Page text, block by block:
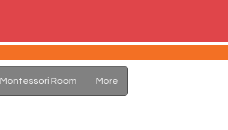
Montessori Room More